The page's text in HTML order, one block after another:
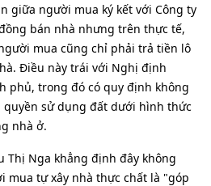
giữa người mua ký kết với Công ty
bán nhà nhưng trên thực tế,
mua cũng chỉ phải trả tiền lô
Điều này trái với Nghị định
phủ, trong đó có quy định không
sử dụng đất dưới hình thức
nhà ở.
Thị Nga khẳng định đây không
mua tự xây nhà thực chất là "góp